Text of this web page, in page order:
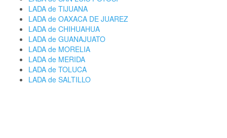
LADA de TIJUANA
LADA de OAXACA DE JUAREZ
LADA de CHIHUAHUA
LADA de GUANAJUATO
LADA de MORELIA
LADA de MERIDA
LADA de TOLUCA
LADA de SALTILLO